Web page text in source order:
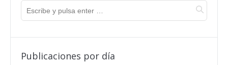
Publicaciones por día